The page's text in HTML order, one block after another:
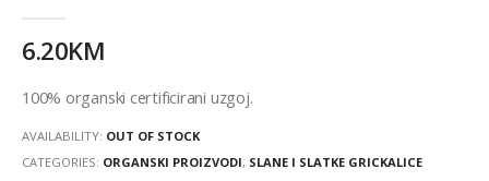
6.20KM
100% organski certificirani uzgoj.
AVAILABILITY: OUT OF STOCK
CATEGORIES: ORGANSKI PROIZVODI, SLANE I SLATKE GRICKALICE